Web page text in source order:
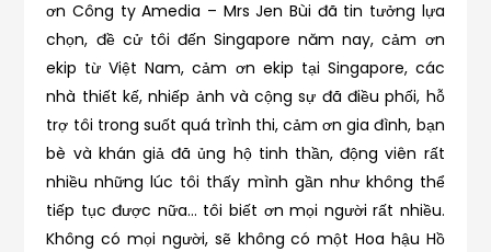
ơn Công ty Amedia – Mrs Jen Bùi đã tin tưởng lựa
chọn, đề cử tôi đến Singapore năm nay, cảm ơn
ekip từ Việt Nam, cảm ơn ekip tại Singapore, các
nhà thiết kế, nhiếp ảnh và cộng sự đã điều phối, hỗ
trợ tôi trong suốt quá trình thi, cảm ơn gia đình, bạn
bè và khán giả đã ủng hộ tinh thần, động viên rất
nhiều những lúc tôi thấy mình gần như không thể
tiếp tục được nữa… tôi biết ơn mọi người rất nhiều.
Không có mọi người, sẽ không có một Hoa hậu Hồ